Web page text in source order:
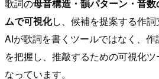
歌詞の母音構造・韻パターン・音
ムで可視化し、候補を提案する作詞
AIが歌詞を書くツールではなく、
を把握し、推敲するための可視化
なっています。